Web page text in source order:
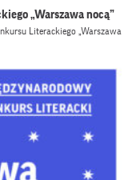
„Warszawa nocą”
Literackiego „Warszawa